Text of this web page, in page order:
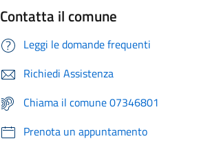
Contatta il comune
Leggi le domande frequenti
Richiedi Assistenza
Chiama il comune 07346801
Prenota un appuntamento